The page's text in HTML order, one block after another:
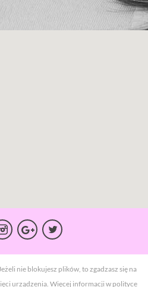
nie blokujesz plików, to zgadzasz się na
urządzenia. Więcej informacji w polityce